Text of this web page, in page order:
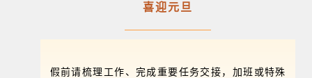
喜迎元旦
假前请梳理工作、完成重要任务交接，加班或特殊